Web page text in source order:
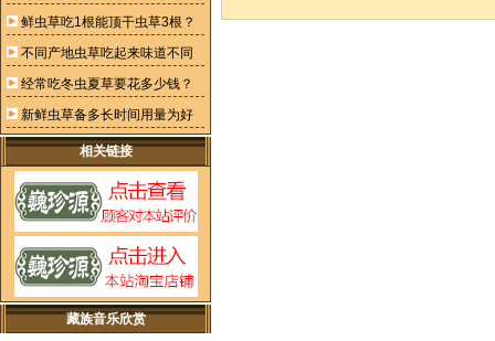
鲜虫草吃1根能顶干虫草3根？
不同产地虫草吃起来味道不同
经常吃冬虫夏草要花多少钱？
新鲜虫草备多长时间用量为好
相关链接
藏族音乐欣赏